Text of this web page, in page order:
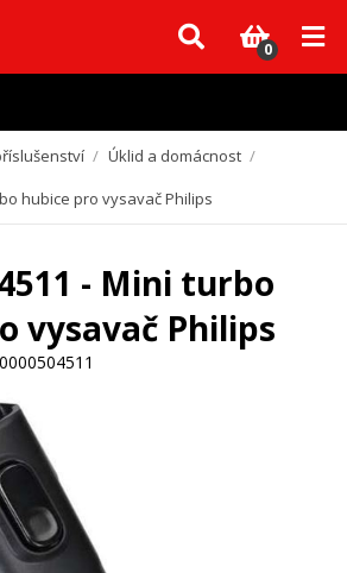
se může dodání dílů, které nejsou skladem,
Děkujeme za pochopení.
0
/ Úklid a domácnost /
hubice pro vysavač Philips
- Mini turbo
vysavač Philips